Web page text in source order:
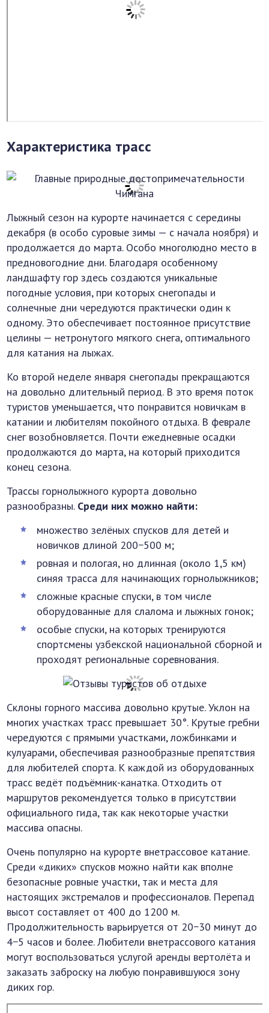
Характеристика трасс
Лыжный сезон на курорте начинается с середины
декабря (в особо суровые зимы — с начала ноября) и
продолжается до марта. Особо многолюдно место в
предновогодние дни. Благодаря особенному
ландшафту гор здесь создаются уникальные
погодные условия, при которых снегопады и
солнечные дни чередуются практически один к
одному. Это обеспечивает постоянное присутствие
целины — нетронутого мягкого снега, оптимального
для катания на лыжах.
Ко второй неделе января снегопады прекращаются
на довольно длительный период. В это время поток
туристов уменьшается, что понравится новичкам в
катании и любителям покойного отдыха. В феврале
снег возобновляется. Почти ежедневные осадки
продолжаются до марта, на который приходится
конец сезона.
Трассы горнолыжного курорта довольно
разнообразны. Среди них можно найти:
множество зелёных спусков для детей и
новичков длиной 200−500 м;
ровная и пологая, но длинная (около 1,5 км)
синяя трасса для начинающих горнолыжников;
сложные красные спуски, в том числе
оборудованные для слалома и лыжных гонок;
особые спуски, на которых тренируются
спортсмены узбекской национальной сборной и
проходят региональные соревнования.
Склоны горного массива довольно крутые. Уклон на
многих участках трасс превышает 30°. Крутые гребни
чередуются с прямыми участками, ложбинками и
кулуарами, обеспечивая разнообразные препятствия
для любителей спорта. К каждой из оборудованных
трасс ведёт подъёмник-канатка. Отходить от
маршрутов рекомендуется только в присутствии
официального гида, так как некоторые участки
массива опасны.
Очень популярно на курорте внетрассовое катание.
Среди «диких» спусков можно найти как вполне
безопасные ровные участки, так и места для
настоящих экстремалов и профессионалов. Перепад
высот составляет от 400 до 1200 м.
Продолжительность варьируется от 20−30 минут до
4−5 часов и более. Любители внетрассового катания
могут воспользоваться услугой аренды вертолёта и
заказать заброску на любую понравившуюся зону
диких гор.